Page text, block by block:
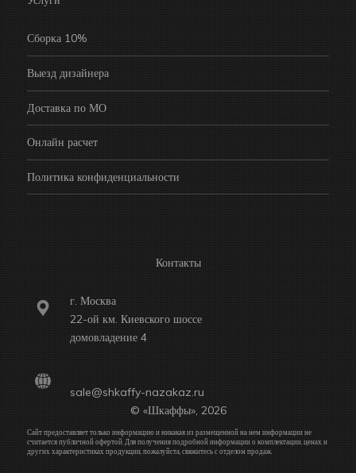
Сборка 10%
Выезд дизайнера
Доставка по МО
Онлайн расчет
Политика конфиденциальности
Контакты
г. Москва
22-ой км. Киевского шоссе
домовладение 4
sale@shkaffy-nazakaz.ru
© «Шкаффы», 2026
Сайт предоставляет только информацию и никакая из размещенной на нем информации не
считается публичной офертой. Для получения подробной информации о комплектации, ценах и
других характеристиках продукции, пожалуйста, свяжитесь с отделом продаж.